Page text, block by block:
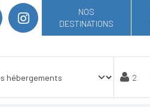
NOS
DESTINATIONS